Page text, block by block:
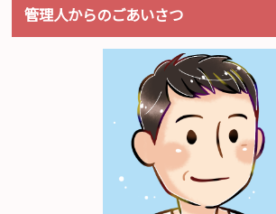
管理人からのごあいさつ